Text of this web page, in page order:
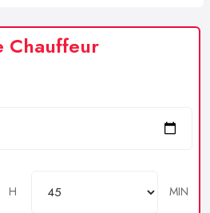
Chauffeur
H
MIN